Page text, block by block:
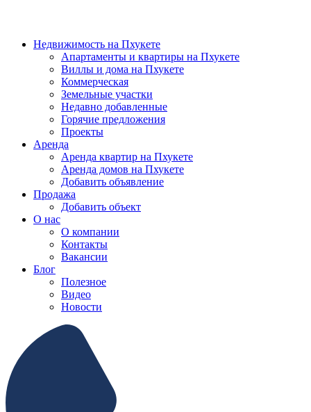
Недвижимость на Пхукете
Апартаменты и квартиры на Пхукете
Виллы и дома на Пхукете
Коммерческая
Земельные участки
Недавно добавленные
Горячие предложения
Проекты
Аренда
Аренда квартир на Пхукете
Аренда домов на Пхукете
Добавить объявление
Продажа
Добавить объект
О нас
О компании
Контакты
Вакансии
Блог
Полезное
Видео
Новости